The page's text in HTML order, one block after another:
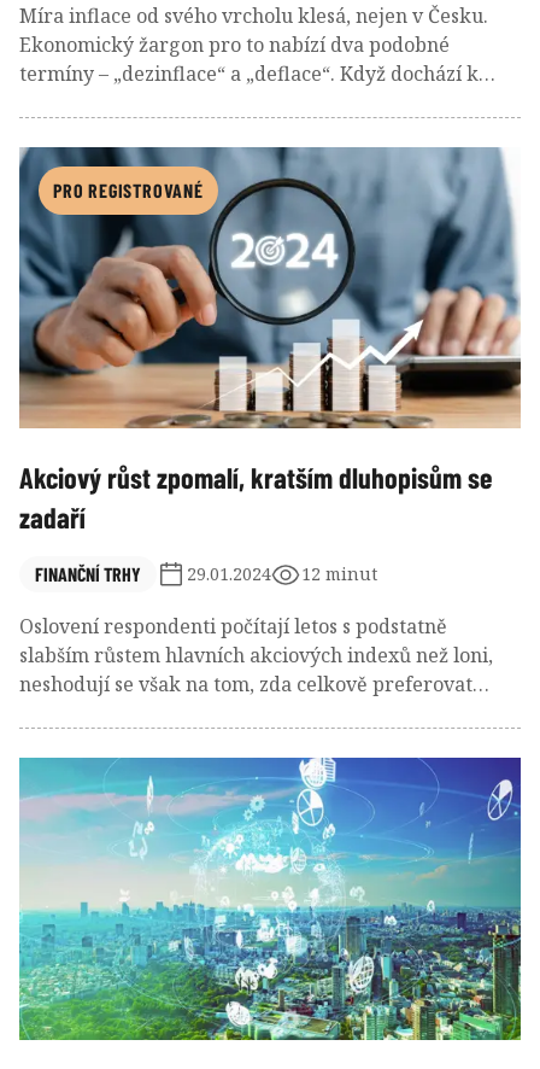
Míra inflace od svého vrcholu klesá, nejen v Česku.
Ekonomický žargon pro to nabízí dva podobné
termíny – „dezinflace“ a „deflace“. Když dochází k
stále roste. Ceny však v průměru rostou pomaleji než
dříve. Míra inflace je stále kladná, ale na nižší úrovni.
Paradigma cílování inflace říká, že žádoucí je mírný
asi dvouprocentní růst CPI inflace.
PRO REGISTROVANÉ
Akciový růst zpomalí, kratším dluhopisům se
zadaří
FINANČNÍ TRHY 29.01.2024 12 minut
Oslovení respondenti počítají letos s podstatně
slabším růstem hlavních akciových indexů než loni,
neshodují se však na tom, zda celkově preferovat
dluhopisů ČR převažuje pozitivní názor na kratší
durace. Z měn má šanci posílit japonský jen, případně
euro proti dolaru a později možná koruna proti euru.